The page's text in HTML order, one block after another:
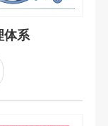
理体系